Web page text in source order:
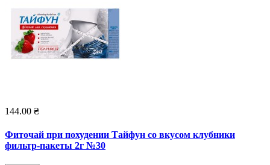
144.00 ₴
Фиточай при похудении Тайфун со вкусом клубники
фильтр-пакеты 2г №30